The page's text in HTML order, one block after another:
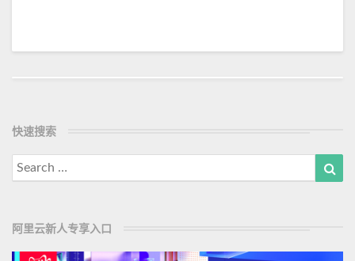
快速搜索
Search
for:
阿里云新人专享入口